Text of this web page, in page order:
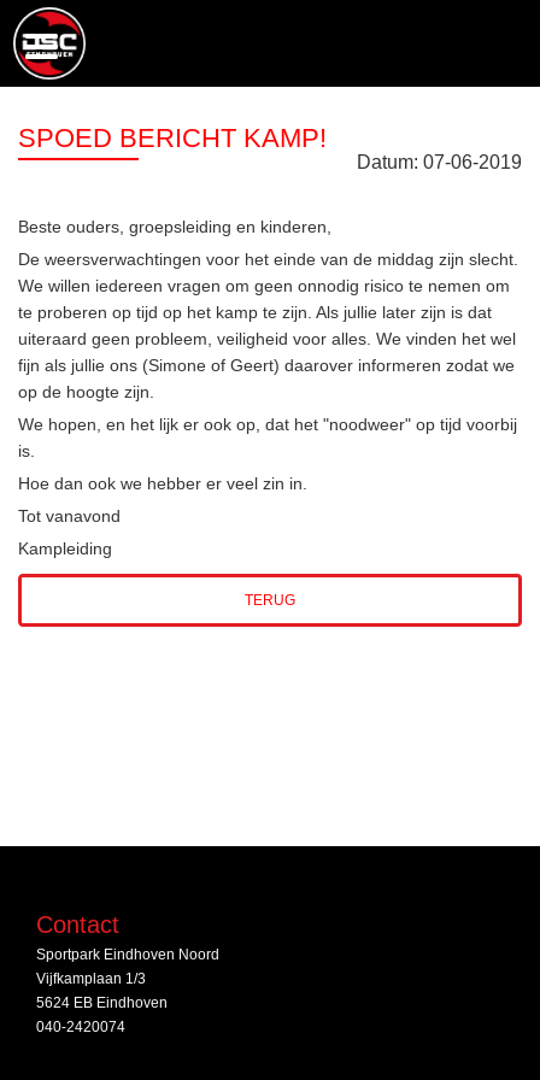
SPOED BERICHT KAMP!
Datum: 07-06-2019
Beste ouders, groepsleiding en kinderen,
De weersverwachtingen voor het einde van de middag zijn slecht.
We willen iedereen vragen om geen onnodig risico te nemen om
te proberen op tijd op het kamp te zijn. Als jullie later zijn is dat
uiteraard geen probleem, veiligheid voor alles. We vinden het wel
fijn als jullie ons (Simone of Geert) daarover informeren zodat we
op de hoogte zijn.
We hopen, en het lijk er ook op, dat het "noodweer" op tijd voorbij
is.
Hoe dan ook we hebber er veel zin in.
Tot vanavond
Kampleiding
TERUG
Contact
Sportpark Eindhoven Noord
Vijfkamplaan 1/3
5624 EB Eindhoven
040-2420074